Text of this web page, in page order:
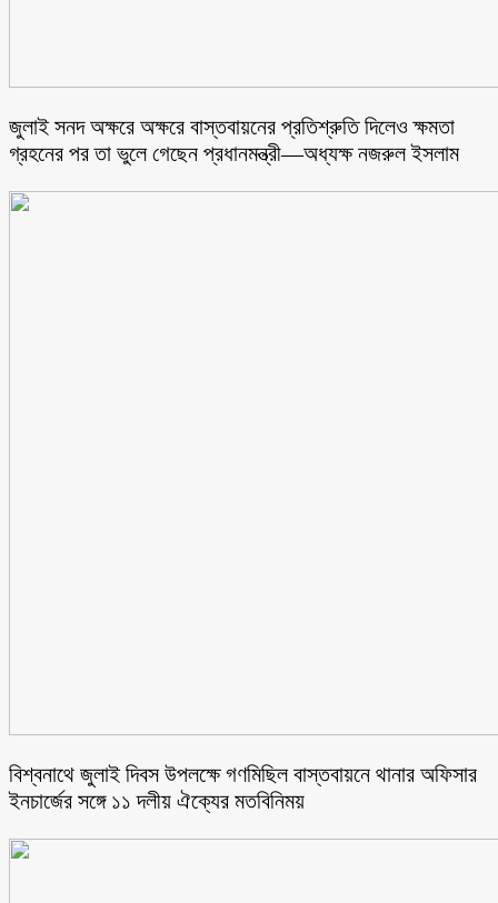
জুলাই সনদ অক্ষরে অক্ষরে বাস্তবায়নের প্রতিশ্রুতি দিলেও ক্ষমতা
গ্রহনের পর তা ভুলে গেছেন প্রধানমন্ত্রী—অধ্যক্ষ নজরুল ইসলাম
বিশ্বনাথে জুলাই দিবস উপলক্ষে গণমিছিল বাস্তবায়নে থানার অফিসার
ইনচার্জের সঙ্গে ১১ দলীয় ঐক্যের মতবিনিময়